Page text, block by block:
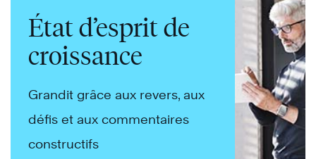
État d’esprit de
croissance
Grandit grâce aux revers, aux
défis et aux commentaires
constructifs